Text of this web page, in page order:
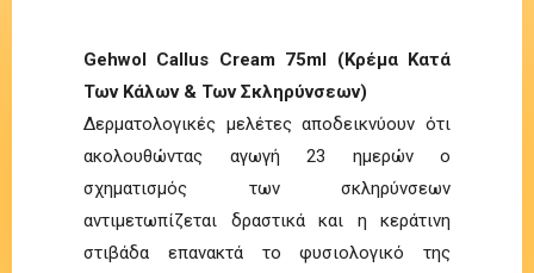
Gehwol Callus Cream 75ml (Κρέμα Κατά
Των Κάλων & Των Σκληρύνσεων)
Δερματολογικές μελέτες αποδεικνύουν ότι
ακολουθώντας αγωγή 23 ημερών ο
σχηματισμός των σκληρύνσεων
αντιμετωπίζεται δραστικά και η κεράτινη
στιβάδα επανακτά το φυσιολογικό της